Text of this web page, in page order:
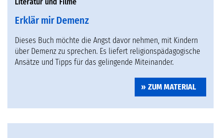
Erklär mir Demenz
Dieses Buch möchte die Angst davor nehmen, mit Kindern
über Demenz zu sprechen. Es liefert religionspädagogische
Ansätze und Tipps für das gelingende Miteinander.
ZUM MATERIAL